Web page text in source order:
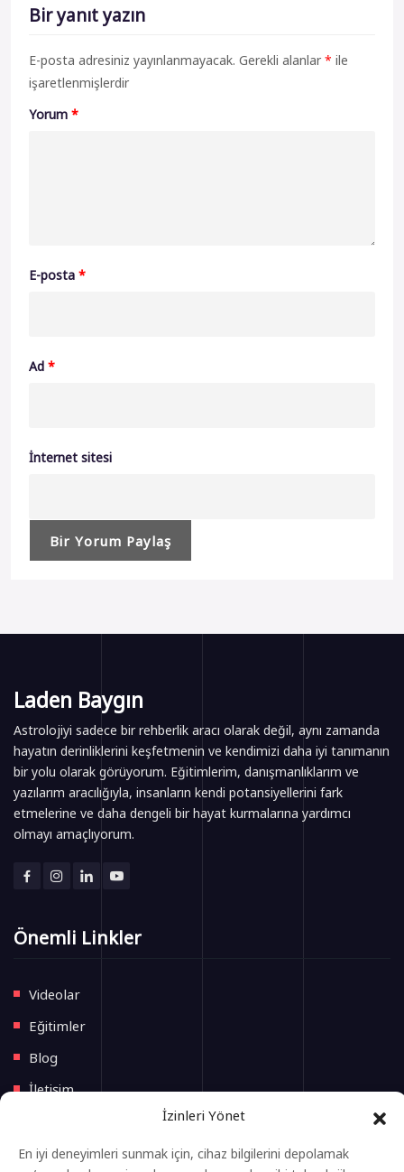
İzinleri Yönet
En iyi deneyimleri sunmak için, cihaz bilgilerini depolamak
Bir yanıt yazın
E-posta adresiniz yayınlanmayacak. Gerekli alanlar * ile
işaretlenmişlerdir
Yorum *
E-posta *
Ad *
İnternet sitesi
Laden Baygın
Astrolojiyi sadece bir rehberlik aracı olarak değil, aynı zamanda
hayatın derinliklerini keşfetmenin ve kendimizi daha iyi tanımanın
bir yolu olarak görüyorum. Eğitimlerim, danışmanlıklarım ve
yazılarım aracılığıyla, insanların kendi potansiyellerini fark
etmelerine ve daha dengeli bir hayat kurmalarına yardımcı
olmayı amaçlıyorum.
Önemli Linkler
Videolar
Eğitimler
Blog
İletişim